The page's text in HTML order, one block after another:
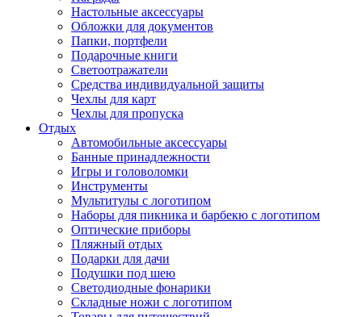
Настольные аксессуары
Обложки для документов
Папки, портфели
Подарочные книги
Светоотражатели
Средства индивидуальной защиты
Чехлы для карт
Чехлы для пропуска
Отдых
Автомобильные аксессуары
Банные принадлежности
Игры и головоломки
Инструменты
Мультитулы с логотипом
Наборы для пикника и барбекю с логотипом
Оптические приборы
Пляжный отдых
Подарки для дачи
Подушки под шею
Светодиодные фонарики
Складные ножи с логотипом